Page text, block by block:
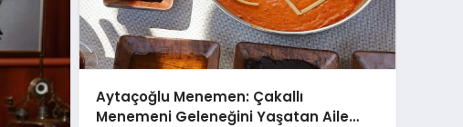
Aytaçoğlu Menemen: Çakallı
Menemeni Geleneğini Yaşatan Aile